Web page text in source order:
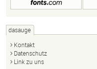
dasauge
Kontakt
Datenschutz
Link zu uns